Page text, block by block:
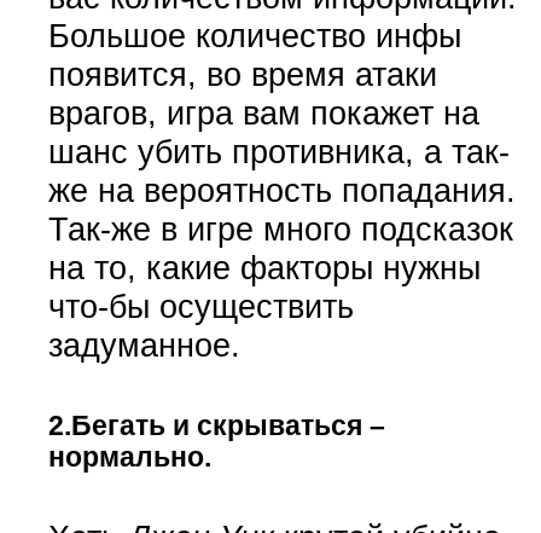
Большое количество инфы
появится, во время атаки
врагов, игра вам покажет на
шанс убить противника, а так-
же на вероятность попадания.
Так-же в игре много подсказок
на то, какие факторы нужны
что-бы осуществить
задуманное.
2.Бегать и скрываться –
нормально.